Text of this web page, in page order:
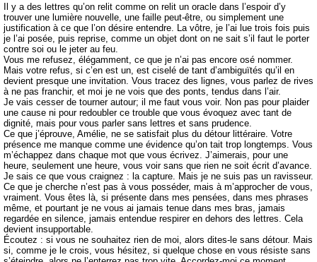
Il y a des lettres qu’on relit comme on relit un oracle dans l’espoir d’y
trouver une lumière nouvelle, une faille peut-être, ou simplement une
justification à ce que l’on désire entendre. La vôtre, je l’ai lue trois fois puis
je l’ai posée, puis reprise, comme un objet dont on ne sait s’il faut le porter
contre soi ou le jeter au feu.
Vous me refusez, élégamment, ce que je n’ai pas encore osé nommer.
Mais votre refus, si c’en est un, est ciselé de tant d’ambiguïtés qu’il en
devient presque une invitation. Vous tracez des lignes, vous parlez de rives
à ne pas franchir, et moi je ne vois que des ponts, tendus dans l’air.
Je vais cesser de tourner autour; il me faut vous voir. Non pas pour plaider
une cause ni pour redoubler ce trouble que vous évoquez avec tant de
dignité, mais pour vous parler sans lettres et sans prudence.
Ce que j’éprouve, Amélie, ne se satisfait plus du détour littéraire. Votre
présence me manque comme une évidence qu’on tait trop longtemps. Vous
m’échappez dans chaque mot que vous écrivez. J’aimerais, pour une
heure, seulement une heure, vous voir sans que rien ne soit écrit d’avance.
Je sais ce que vous craignez : la capture. Mais je ne suis pas un ravisseur.
Ce que je cherche n’est pas à vous posséder, mais à m’approcher de vous,
vraiment. Vous êtes là, si présente dans mes pensées, dans mes phrases
même, et pourtant je ne vous ai jamais tenue dans mes bras, jamais
regardée en silence, jamais entendue respirer en dehors des lettres. Cela
devient insupportable.
Écoutez : si vous ne souhaitez rien de moi, alors dites-le sans détour. Mais
si, comme je le crois, vous hésitez, si quelque chose en vous résiste sans